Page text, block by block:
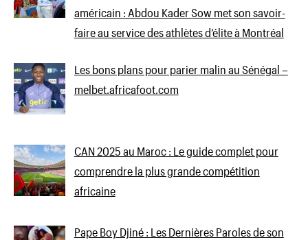
américain : Abdou Kader Sow met son savoir-
faire au service des athlètes d’élite à Montréal
Les bons plans pour parier malin au Sénégal –
melbet.africafoot.com
CAN 2025 au Maroc : Le guide complet pour
comprendre la plus grande compétition
africaine
Pape Boy Djiné : Les Dernières Paroles de son